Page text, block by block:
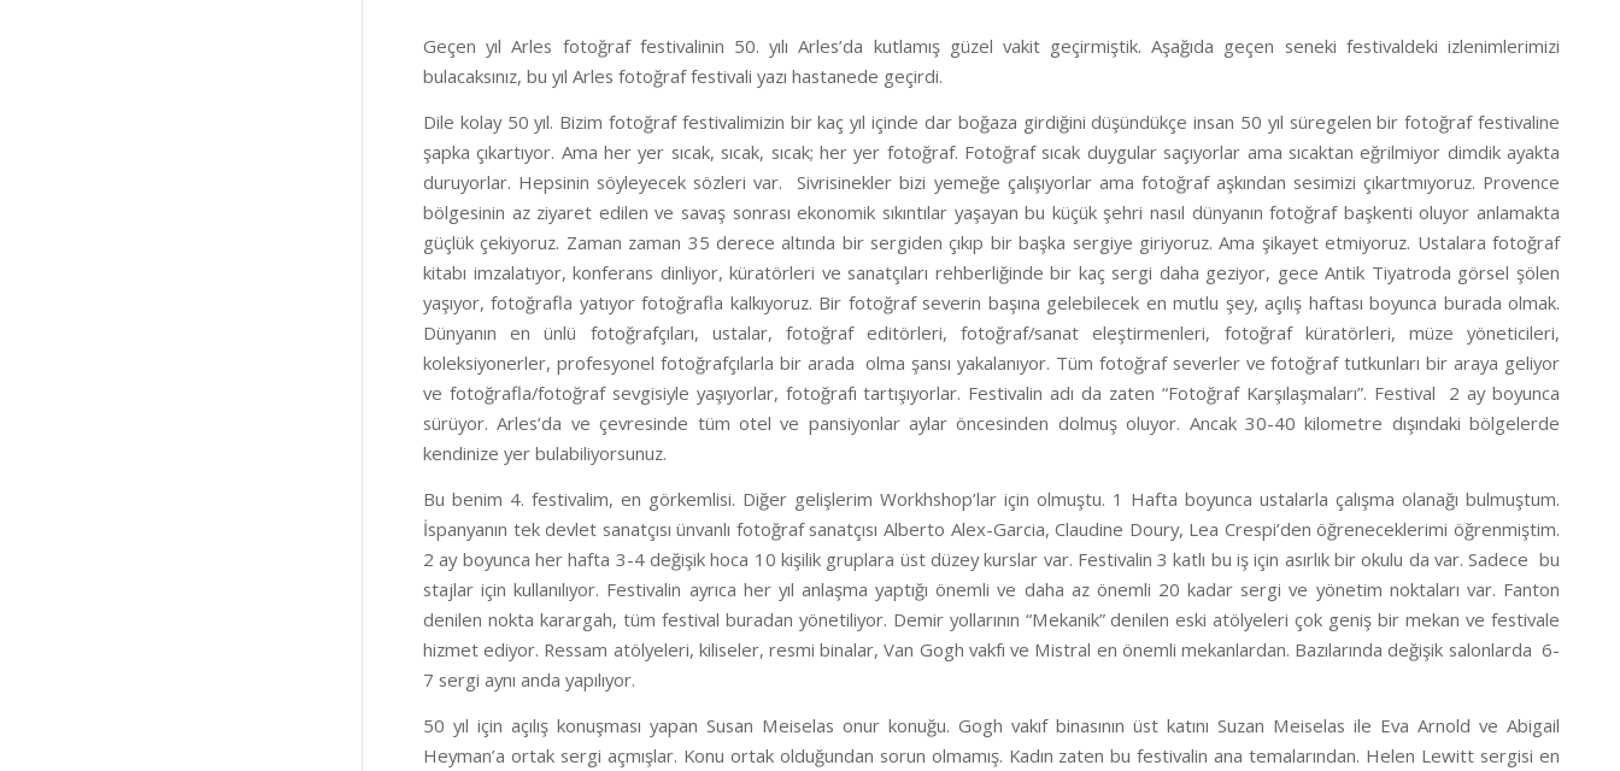
Geçen yıl Arles fotoğraf festivalinin 50. yılı Arles’da kutlamış güzel vakit geçirmiştik. Aşağıda geçen seneki festivaldeki izlenimlerimizi
bulacaksınız, bu yıl Arles fotoğraf festivali yazı hastanede geçirdi.
Dile kolay 50 yıl. Bizim fotoğraf festivalimizin bir kaç yıl içinde dar boğaza girdiğini düşündükçe insan 50 yıl süregelen bir fotoğraf festivaline
şapka çıkartıyor. Ama her yer sıcak, sıcak, sıcak; her yer fotoğraf. Fotoğraf sıcak duygular saçıyorlar ama sıcaktan eğrilmiyor dimdik ayakta
duruyorlar. Hepsinin söyleyecek sözleri var. Sivrisinekler bizi yemeğe çalışıyorlar ama fotoğraf aşkından sesimizi çıkartmıyoruz. Provence
bölgesinin az ziyaret edilen ve savaş sonrası ekonomik sıkıntılar yaşayan bu küçük şehri nasıl dünyanın fotoğraf başkenti oluyor anlamakta
güçlük çekiyoruz. Zaman zaman 35 derece altında bir sergiden çıkıp bir başka sergiye giriyoruz. Ama şikayet etmiyoruz. Ustalara fotoğraf
kitabı imzalatıyor, konferans dinliyor, küratörleri ve sanatçıları rehberliğinde bir kaç sergi daha geziyor, gece Antik Tiyatroda görsel şölen
yaşıyor, fotoğrafla yatıyor fotoğrafla kalkıyoruz. Bir fotoğraf severin başına gelebilecek en mutlu şey, açılış haftası boyunca burada olmak.
Dünyanın en ünlü fotoğrafçıları, ustalar, fotoğraf editörleri, fotoğraf/sanat eleştirmenleri, fotoğraf küratörleri, müze yöneticileri,
koleksiyonerler, profesyonel fotoğrafçılarla bir arada olma şansı yakalanıyor. Tüm fotoğraf severler ve fotoğraf tutkunları bir araya geliyor
ve fotoğrafla/fotoğraf sevgisiyle yaşıyorlar, fotoğrafı tartışıyorlar. Festivalin adı da zaten “Fotoğraf Karşılaşmaları”. Festival 2 ay boyunca
sürüyor. Arles’da ve çevresinde tüm otel ve pansiyonlar aylar öncesinden dolmuş oluyor. Ancak 30-40 kilometre dışındaki bölgelerde
kendinize yer bulabiliyorsunuz.
Bu benim 4. festivalim, en görkemlisi. Diğer gelişlerim Workhshop’lar için olmuştu. 1 Hafta boyunca ustalarla çalışma olanağı bulmuştum.
İspanyanın tek devlet sanatçısı ünvanlı fotoğraf sanatçısı Alberto Alex-Garcia, Claudine Doury, Lea Crespi’den öğreneceklerimi öğrenmiştim.
2 ay boyunca her hafta 3-4 değişik hoca 10 kişilik gruplara üst düzey kurslar var. Festivalin 3 katlı bu iş için asırlık bir okulu da var. Sadece bu
stajlar için kullanılıyor. Festivalin ayrıca her yıl anlaşma yaptığı önemli ve daha az önemli 20 kadar sergi ve yönetim noktaları var. Fanton
denilen nokta karargah, tüm festival buradan yönetiliyor. Demir yollarının “Mekanik” denilen eski atölyeleri çok geniş bir mekan ve festivale
hizmet ediyor. Ressam atölyeleri, kiliseler, resmi binalar, Van Gogh vakfı ve Mistral en önemli mekanlardan. Bazılarında değişik salonlarda 6-
7 sergi aynı anda yapılıyor.
50 yıl için açılış konuşması yapan Susan Meiselas onur konuğu. Gogh vakıf binasının üst katını Suzan Meiselas ile Eva Arnold ve Abigail
Heyman’a ortak sergi açmışlar. Konu ortak olduğundan sorun olmamış. Kadın zaten bu festivalin ana temalarından. Helen Lewitt sergisi en